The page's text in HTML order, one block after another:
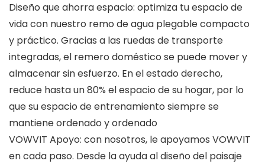
Diseño que ahorra espacio: optimiza tu espacio de
vida con nuestro remo de agua plegable compacto
y práctico. Gracias a las ruedas de transporte
integradas, el remero doméstico se puede mover y
almacenar sin esfuerzo. En el estado derecho,
reduce hasta un 80% el espacio de su hogar, por lo
que su espacio de entrenamiento siempre se
mantiene ordenado y ordenado
VOWVIT Apoyo: con nosotros, le apoyamos VOWVIT
en cada paso. Desde la ayuda al diseño del paisaje